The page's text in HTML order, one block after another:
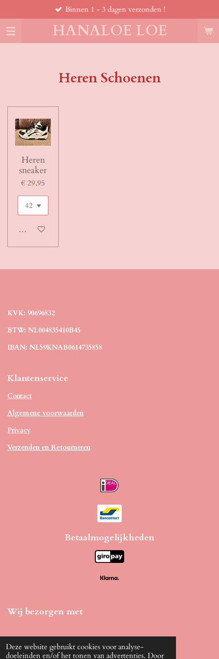
Deze website gebruikt cookies voor analyse-
doeleinden en/of het tonen van advertenties. Door
direct
naar
de
HANALOE LOE
Binnen 1 - 3 dagen verzonden !
Heren Schoenen
Heren
sneaker
€ 29,95
In winkelwagen
KVK: 90696832
BTW: NL004835410B45
IBAN: NL59KNAB0614735858
Klantenservice
Contact
Algemene voorwaarden
Privacy
Verzenden en Retourneren
Betaalmogelijkheden
Wij bezorgen met